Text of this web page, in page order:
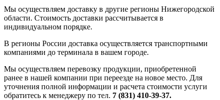
Мы осуществляем доставку в другие регионы Нижегородской
области. Стоимость доставки рассчитывается в
индивидуальном порядке.
В регионы России доставка осуществляется транспортными
компаниями до терминала в вашем городе.
Мы осуществляем перевозку продукции, приобретенной
ранее в нашей компании при переезде на новое место. Для
уточнения полной информации и расчета стоимости услуги
обратитесь к менеджеру по тел. 7 (831) 410-39-37.